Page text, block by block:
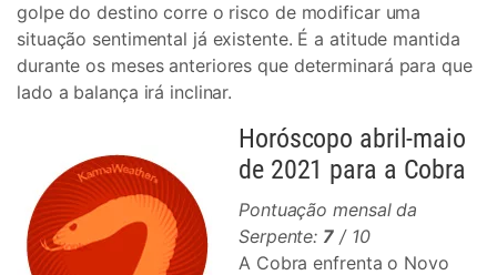
golpe do destino corre o risco de modificar uma
situação sentimental já existente. É a atitude mantida
durante os meses anteriores que determinará para que
lado a balança irá inclinar.
Horóscopo abril-maio
de 2021 para a Cobra
Pontuação mensal da
Serpente: 7/ 10
A Cobra enfrenta o Novo